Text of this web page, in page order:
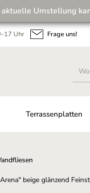
aktuelle Umstellung
17 Uhr Frage uns!
Terrassenplatten